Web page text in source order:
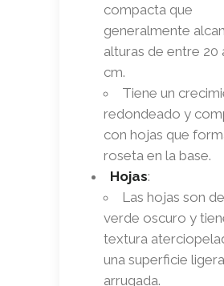
compacta que
generalmente
alturas de entre 20
cm.
Tiene un
redondeado y
con hojas que
roseta en la base.
Hojas:
Las hojas son
verde oscuro y
textura
una superficie
arrugada.